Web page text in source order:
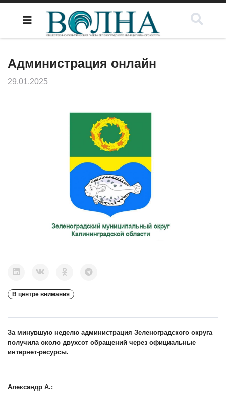
Администрация онлайн
29.01.2025
В центре внимания
За минувшую неделю администрация Зеленоградского округа
получила около двухсот обращений через официальные
интернет-ресурсы.
Александр А.: